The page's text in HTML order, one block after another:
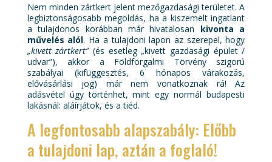
Nem minden zártkert jelent mezőgazdasági területet. A
legbiztonságosabb megoldás, ha a kiszemelt ingatlant
a tulajdonos korábban már hivatalosan kivonta a
művelés alól. Ha a tulajdoni lapon az szerepel, hogy
„kivett zártkert”(és esetleg „kivett gazdasági épület /
udvar”), akkor a Földforgalmi Törvény szigorú
szabályai (kifüggesztés, 6 hónapos várakozás,
elővásárlási jog) már nem vonatkoznak rá! Az
adásvétel úgy történhet, mint egy normál budapesti
lakásnál: aláírjátok, és a tiéd.
A legfontosabb alapszabály: Előbb
a tulajdoni lap, aztán a foglaló!